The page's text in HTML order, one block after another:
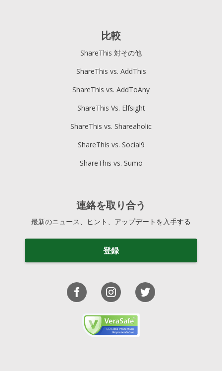
比較
ShareThis 対その他
ShareThis vs. AddThis
ShareThis vs. AddToAny
ShareThis Vs. Elfsight
ShareThis vs. Shareaholic
ShareThis vs. Social9
ShareThis vs. Sumo
連絡を取り合う
最新のニュース、ヒント、アップデートを入手する
登録